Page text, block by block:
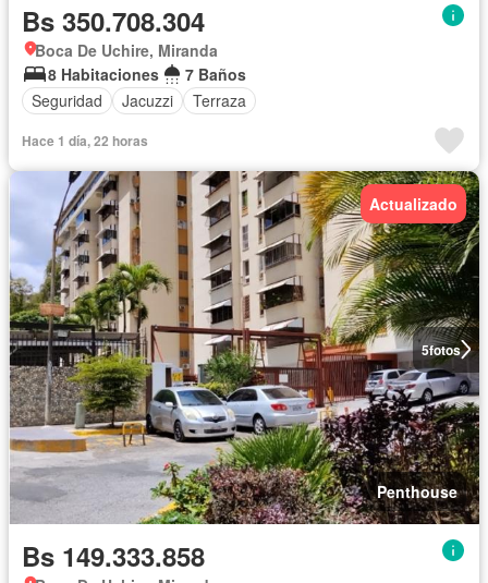
Bs 350.708.304
Boca De Uchire, Miranda
8 Habitaciones
7 Baños
Seguridad
Jacuzzi Terraza
Hace 1 día, 22 horas
5fotos
Actualizado
Penthouse
Bs 149.333.858